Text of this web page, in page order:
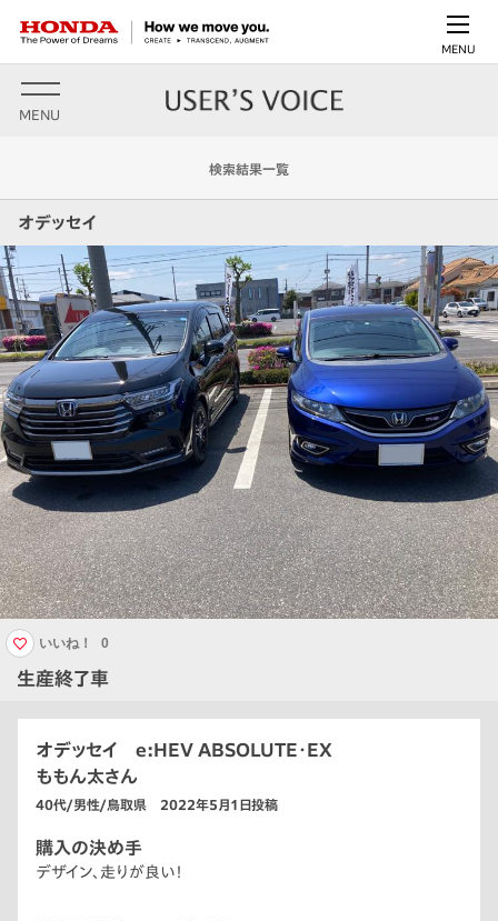
MENU
MENU
検索結果一覧
オデッセイ
生産終了車
いいね！ 0
オデッセイ e:HEV ABSOLUTE・EX
ももん太さん
40代/男性/鳥取県 2022年5月1日投稿
購入の決め手
デザイン、走りが良い！